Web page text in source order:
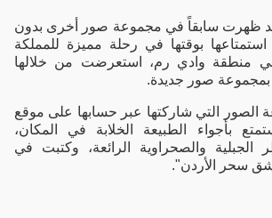
ظهرت سابقاً في مجموعة صور أخرى بدون
بوقتها في رحلة مميزة للمملكة
في منطقة وادي رم، استعرضت من خلالها
صور جديدة.
التي شاركتها عبر حسابها على موقع
بأجواء الطبيعة الخلابة في المكان،
الجبلية والصحراوية الرائعة، وكتبت في
سحر الأردن".